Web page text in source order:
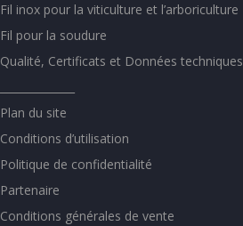
Fil inox pour la viticulture et l’arboriculture
Fil pour la soudure
Qualité, Certificats et Données techniques
Plan du site
Conditions d’utilisation
Politique de confidentialité
Partenaire
Conditions générales de vente